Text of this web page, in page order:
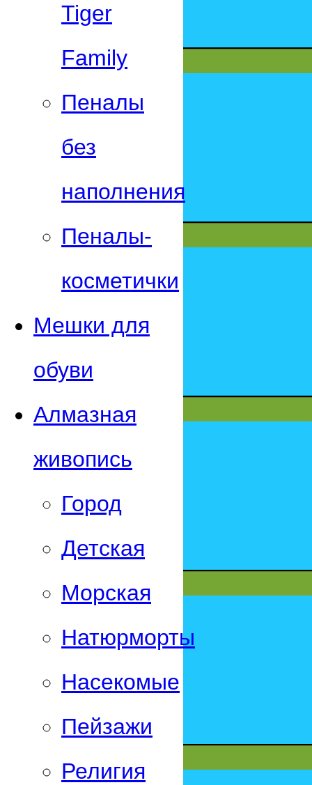
Tiger
Family
Пеналы
без
наполнения
Пеналы-
косметички
Мешки для
обуви
Алмазная
живопись
Город
Детская
Морская
Натюрморты
Насекомые
Пейзажи
Религия